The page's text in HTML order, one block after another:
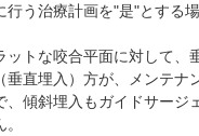
行う治療計画を"是"とする
ットな咬合平面に対して、
垂直埋入）方が、メンテナ
、傾斜埋入もガイドサージ